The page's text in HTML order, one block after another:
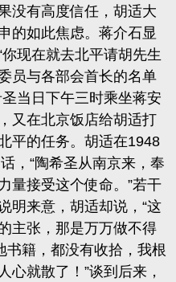
没有高度信任，胡适大
的如此焦虑。蒋介石显
现在就去北平请胡先生
员与各部会首长的名单
当日下午三时乘坐蒋安
又在北京饭店给胡适打
平的任务。胡适在1948
，“陶希圣从南京来，奉
量接受这个使命。”若干
明来意，胡适却说，“这
主张，那是万万做不得
书籍，都没有收拾，我根
心就散了！”谈到后来，